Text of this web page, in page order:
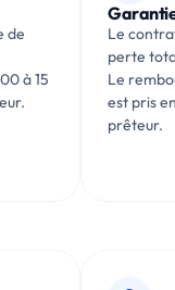
de
à 15
Le
perte
Le
est pris
prêteur.